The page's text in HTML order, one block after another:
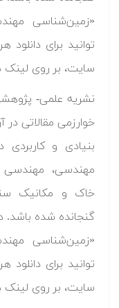
«زمین‌شناسی
توانید برای
سایت، بر روی لینک
نشریه علمی-
خوارزمی مقالاتی
بنیادی و
مهندسی،
خاک و مکانیک
گنجانده شده باشد.
«زمین‌شناسی
توانید برای
سایت، بر روی لینک